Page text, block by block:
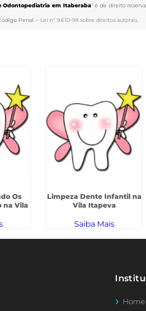
Odontopediatria em Itaberaba" é de direito
Penal. – Lei n° 9.610-98 sobre direitos autorais.
Os
na Vila
Limpeza Dente Infantil na
Vila Itapeva
Saiba Mais
Home